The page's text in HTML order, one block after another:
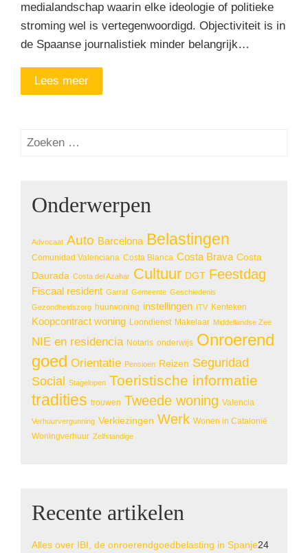
medialandschap waarin elke ideologie of politieke
stroming wel is vertegenwoordigd. Objectiviteit is in
de Spaanse journalistiek minder belangrijk…
Lees meer
Zoeken
Onderwerpen
Advocaat Auto Barcelona Belastingen
Comunidad Valenciana Costa Blanca Costa Brava Costa
Daurada Costa del Azahar Cultuur DGT Feestdag
Fiscaal resident Garraf Gemeente Geschiedenis
Gezondheidszorg huurwoning instellingen ITV Kenteken
Koopcontract woning Loondienst Makelaar Middellandse Zee
NIE en residencia Notaris onderwijs Onroerend
goed Orientatie Pensioen Reizen Seguridad
Social
Stagelopen Toeristische informatie
tradities trouwen Tweede woning Valencia
Verhuurvergunning Verkiezingen Werk Wonen in Catalonië
Woningverhuur Zelfstandige
Recente artikelen
Alles over IBI, de onroerendgoedbelasting in Spanje24